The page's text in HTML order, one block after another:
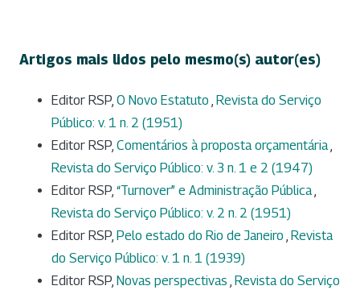
Artigos mais lidos pelo mesmo(s) autor(es)
Editor RSP, O Novo Estatuto , Revista do Serviço
Público: v. 1 n. 2 (1951)
Editor RSP, Comentários à proposta orçamentária,
Revista do Serviço Público: v. 3 n. 1 e 2 (1947)
Editor RSP, “Turnover” e Administração Pública,
Revista do Serviço Público: v. 2 n. 2 (1951)
Editor RSP, Pelo estado do Rio de Janeiro , Revista
do Serviço Público: v. 1 n. 1 (1939)
Editor RSP, Novas perspectivas , Revista do Serviço